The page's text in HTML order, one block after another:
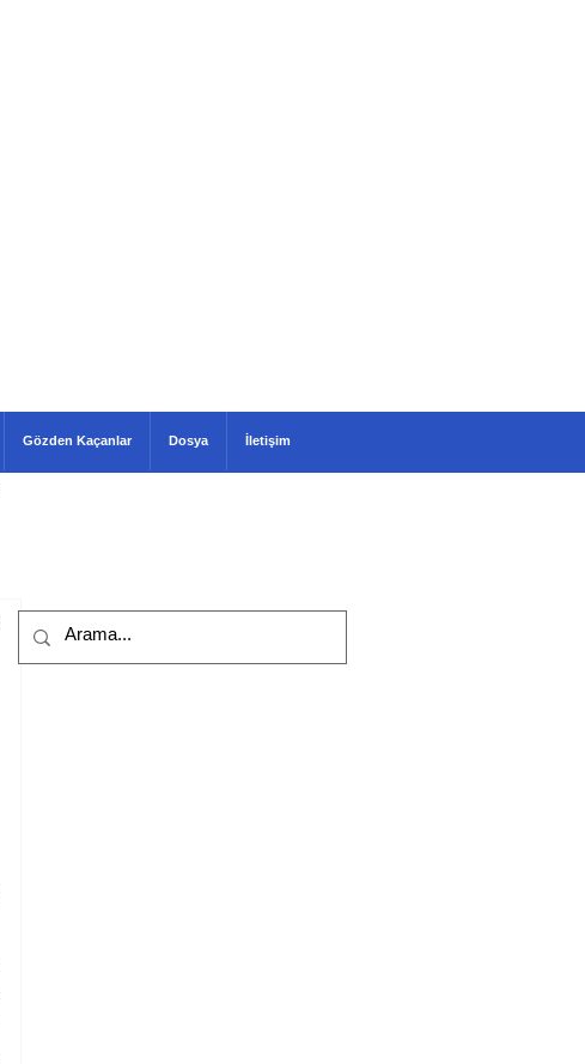
Gözden Kaçanlar Dosya İletişim